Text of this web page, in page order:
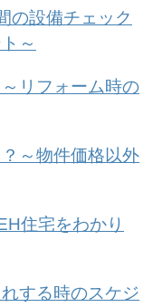
設備チェック
～
リフォーム時の
～物件価格以外
住宅をわかり
する時のスケジ